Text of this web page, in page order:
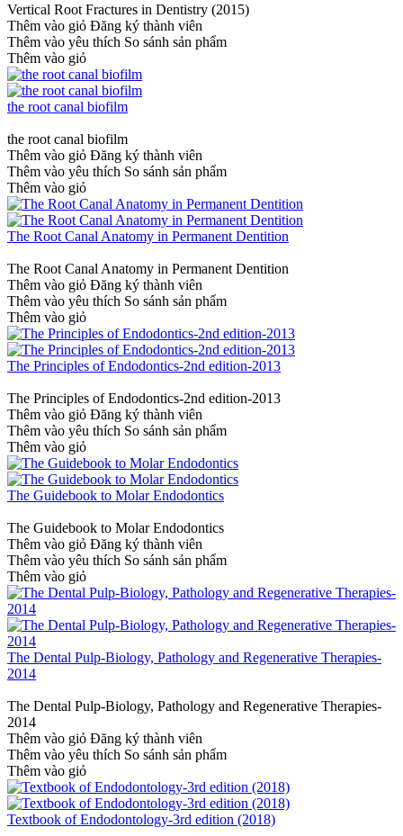
Vertical Root Fractures in Dentistry (2015)
Thêm vào giỏ Đăng ký thành viên
Thêm vào yêu thích So sánh sản phẩm
Thêm vào giỏ
the root canal biofilm
the root canal biofilm
Thêm vào giỏ Đăng ký thành viên
Thêm vào yêu thích So sánh sản phẩm
Thêm vào giỏ
The Root Canal Anatomy in Permanent Dentition
The Root Canal Anatomy in Permanent Dentition
Thêm vào giỏ Đăng ký thành viên
Thêm vào yêu thích So sánh sản phẩm
Thêm vào giỏ
The Principles of Endodontics-2nd edition-2013
The Principles of Endodontics-2nd edition-2013
Thêm vào giỏ Đăng ký thành viên
Thêm vào yêu thích So sánh sản phẩm
Thêm vào giỏ
The Guidebook to Molar Endodontics
The Guidebook to Molar Endodontics
Thêm vào giỏ Đăng ký thành viên
Thêm vào yêu thích So sánh sản phẩm
Thêm vào giỏ
The Dental Pulp-Biology, Pathology and Regenerative Therapies-
2014
The Dental Pulp-Biology, Pathology and Regenerative Therapies-
2014
Thêm vào giỏ Đăng ký thành viên
Thêm vào yêu thích So sánh sản phẩm
Thêm vào giỏ
Textbook of Endodontology-3rd edition (2018)